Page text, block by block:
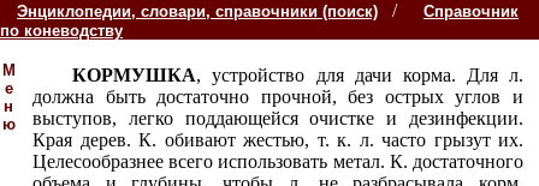
Энциклопедии, словари, справочники (поиск) /
Справочник
по коневодству
М
е
н
ю
КОРМУШКА, устройство для дачи корма. Для л.
должна быть достаточно прочной, без острых углов и
выступов, легко поддающейся очистке и дезинфекции.
Края дерев. К. обивают жестью, т. к. л. часто грызут их.
Целесообразнее всего использовать метал. К. достаточного